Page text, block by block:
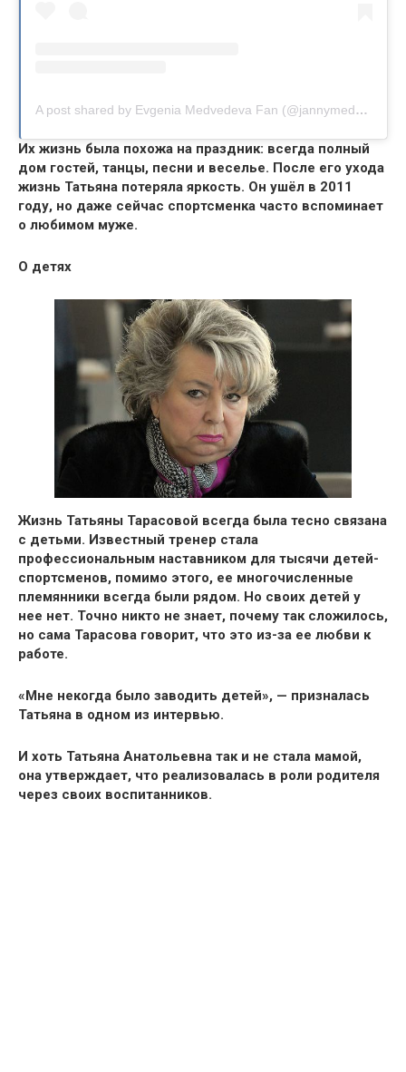
A post shared by Evgenia Medvedeva Fan (@jannymedvedeva_official)
Их жизнь была похожа на праздник: всегда полный
дом гостей, танцы, песни и веселье. После его ухода
жизнь Татьяна потеряла яркость. Он ушёл в 2011
году, но даже сейчас спортсменка часто вспоминает
о любимом муже.
О детях
Жизнь Татьяны Тарасовой всегда была тесно связана
с детьми. Известный тренер стала
профессиональным наставником для тысячи детей-
спортсменов, помимо этого, ее многочисленные
племянники всегда были рядом. Но своих детей у
нее нет. Точно никто не знает, почему так сложилось,
но сама Тарасова говорит, что это из-за ее любви к
работе.
«Мне некогда было заводить детей», — призналась
Татьяна в одном из интервью.
И хоть Татьяна Анатольевна так и не стала мамой,
она утверждает, что реализовалась в роли родителя
через своих воспитанников.